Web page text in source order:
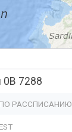
7288
РАССПИСАНИЮ